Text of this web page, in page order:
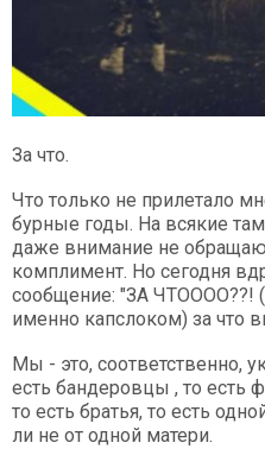
За что.
Что только не прилетало
бурные годы. На всякие
даже внимание не
комплимент. Но сегодня
сообщение: "ЗА ЧТОООО??!
именно капслоком) за что
Мы - это, соответственно,
есть бандеровцы , то есть
то есть братья, то есть
ли не от одной матери.